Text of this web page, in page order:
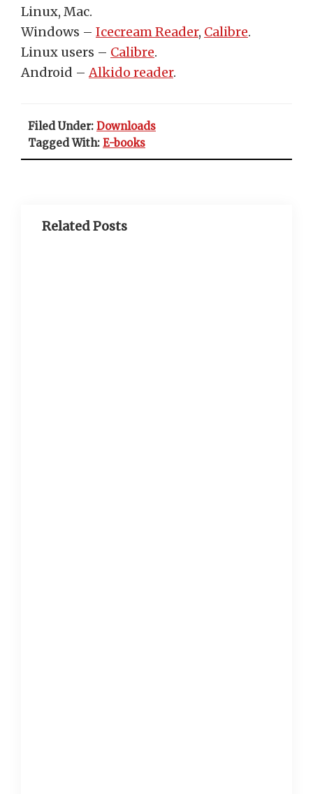
Linux, Mac.
Windows – Icecream Reader, Calibre.
Linux users – Calibre.
Android –Alkido reader.
Filed Under: Downloads
Tagged With: E-books
Related Posts